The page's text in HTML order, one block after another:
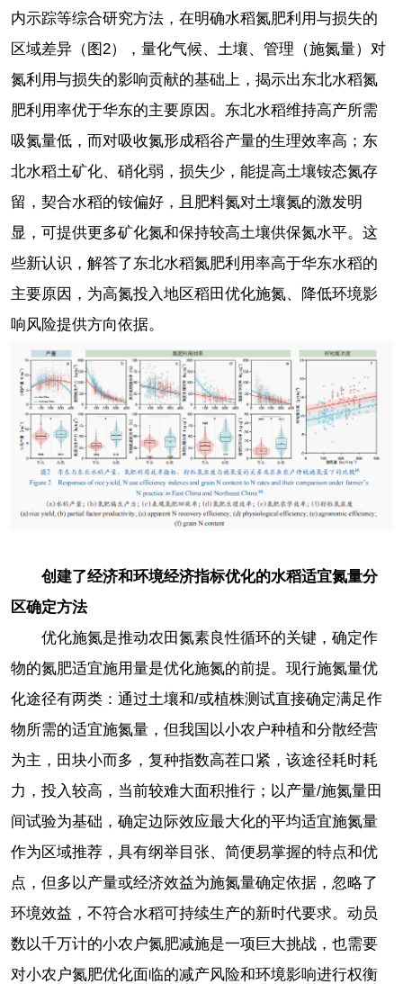
内示踪等综合研究方法，在明确水稻氮肥利用与损失的
区域差异（图2），量化气候、土壤、管理（施氮量）对
氮利用与损失的影响贡献的基础上，揭示出东北水稻氮
肥利用率优于华东的主要原因。东北水稻维持高产所需
吸氮量低，而对吸收氮形成稻谷产量的生理效率高；东
北水稻土矿化、硝化弱，损失少，能提高土壤铵态氮存
留，契合水稻的铵偏好，且肥料氮对土壤氮的激发明
显，可提供更多矿化氮和保持较高土壤供保氮水平。这
些新认识，解答了东北水稻氮肥利用率高于华东水稻的
主要原因，为高氮投入地区稻田优化施氮、降低环境影
响风险提供方向依据。
创建了经济和环境经济指标优化的水稻适宜氮量分
区确定方法
优化施氮是推动农田氮素良性循环的关键，确定作
物的氮肥适宜施用量是优化施氮的前提。现行施氮量优
化途径有两类：通过土壤和/或植株测试直接确定满足作
物所需的适宜施氮量，但我国以小农户种植和分散经营
为主，田块小而多，复种指数高茬口紧，该途径耗时耗
力，投入较高，当前较难大面积推行；以产量/施氮量田
间试验为基础，确定边际效应最大化的平均适宜施氮量
作为区域推荐，具有纲举目张、简便易掌握的特点和优
点，但多以产量或经济效益为施氮量确定依据，忽略了
环境效益，不符合水稻可持续生产的新时代要求。动员
数以千万计的小农户氮肥减施是一项巨大挑战，也需要
对小农户氮肥优化面临的减产风险和环境影响进行权衡